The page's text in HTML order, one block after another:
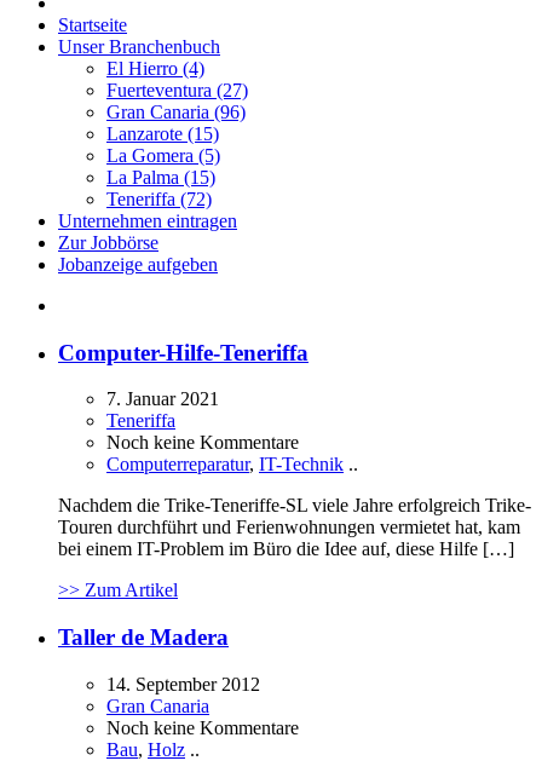
Startseite
Unser Branchenbuch
El Hierro (4)
Fuerteventura (27)
Gran Canaria (96)
Lanzarote (15)
La Gomera (5)
La Palma (15)
Teneriffa (72)
Unternehmen eintragen
Zur Jobbörse
Jobanzeige aufgeben
Computer-Hilfe-Teneriffa
7. Januar 2021
Teneriffa
Noch keine Kommentare
Computerreparatur, IT-Technik ..
Nachdem die Trike-Teneriffe-SL viele Jahre erfolgreich Trike-
Touren durchführt und Ferienwohnungen vermietet hat, kam
bei einem IT-Problem im Büro die Idee auf, diese Hilfe […]
>> Zum Artikel
Taller de Madera
14. September 2012
Gran Canaria
Noch keine Kommentare
Bau, Holz ..